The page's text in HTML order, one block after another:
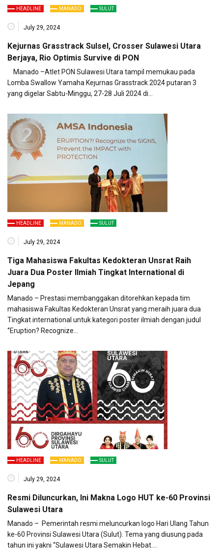
HEADLINE MANADO SULUT
July 29, 2024
Kejurnas Grasstrack Sulsel, Crosser Sulawesi Utara
Berjaya, Rio Optimis Survive di PON
Manado –Atlet PON Sulawesi Utara tampil memukau pada
Lomba Swallow Yamaha Kejurnas Grasstrack 2024 putaran 3
yang digelar Sabtu-Minggu, 27-28 Juli 2024 di…
HEADLINE MANADO SULUT
July 29, 2024
Tiga Mahasiswa Fakultas Kedokteran Unsrat Raih
Juara Dua Poster Ilmiah Tingkat International di
Jepang
Manado – Prestasi membanggakan ditorehkan kepada tim
mahasiswa Fakultas Kedokteran Unsrat yang meraih juara dua
Tingkat international untuk kategori poster ilmiah dengan judul
‘’Eruption? Recognize…
HEADLINE MANADO SULUT
July 29, 2024
Resmi Diluncurkan, Ini Makna Logo HUT ke-60 Provinsi
Sulawesi Utara
Manado – Pemerintah resmi meluncurkan logo Hari Ulang Tahun
ke-60 Provinsi Sulawesi Utara (Sulut). Tema yang diusung pada
tahun ini yakni “Sulawesi Utara Semakin Hebat….